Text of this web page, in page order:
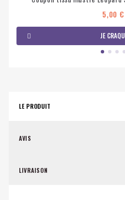
5,00 €
JE
LE PRODUIT
AVIS
LIVRAISON